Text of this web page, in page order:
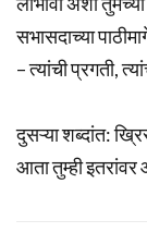
सभासदाच्या
– त्यांची प्रगती,
दुसऱ्या शब्दांत:
आता तुम्ही